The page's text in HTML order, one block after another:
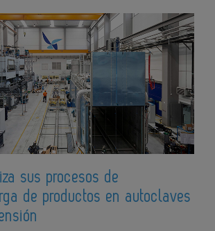
sus procesos de
de productos en autoclaves